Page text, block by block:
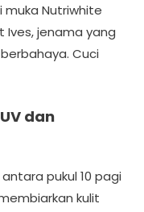
muka Nutriwhite
Ives, jenama yang
Cuci
dan
pukul 10 pagi
kulit